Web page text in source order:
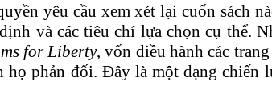
yêu cầu xem xét lại cuốn sách
và các tiêu chí lựa chọn cụ thể.
for Liberty, vốn điều hành các
phản đối. Đây là một dạng